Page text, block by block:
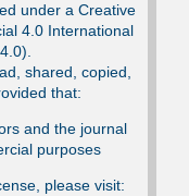
under a Creative
4.0 International
shared, copied,
that:
and the journal
purposes
please visit: